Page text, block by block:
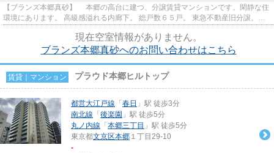
【ブランズ本郷真砂】 本郷の高台に建つ、分譲賃貸マンションです。閑静な住
環境にあります。 高級感溢れる内廊下。 総戸数６５戸。 東急不動産旧分譲。施
現在空室情報がありません。
ブランズ本郷真砂へのお問い合わせはこちら
賃貸｜マンション プラウド本郷ヒルトップ
都営大江戸線 「 春日 」駅 徒歩3分
南北線 「 後楽園 」駅 徒歩5分
丸ノ内線 「 本郷三丁目 」駅 徒歩5分
東京都文京区本郷 １丁目29-10
-